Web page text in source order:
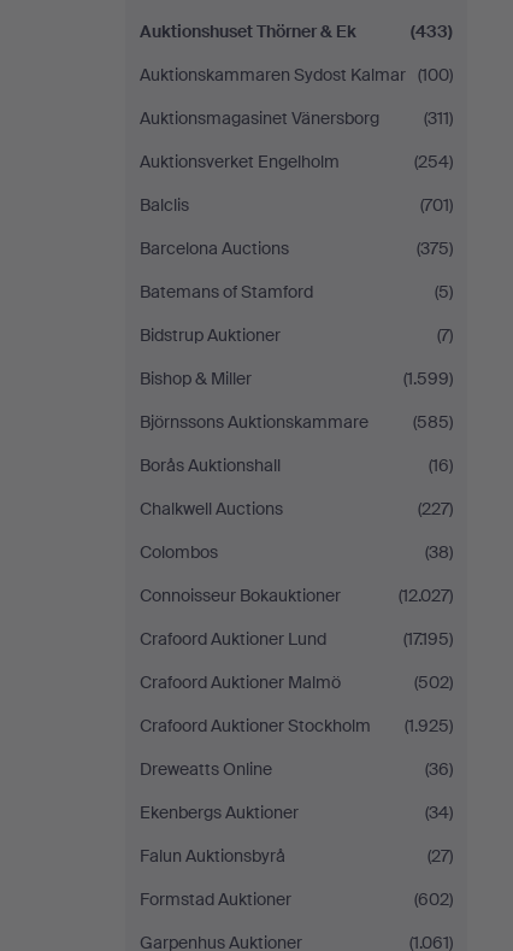
Auktionshuset Thörner & Ek
(433)
Auktionskammaren Sydost Kalmar (100)
Auktionsmagasinet Vänersborg
(311)
Auktionsverket Engelholm
(254)
Balclis
(701)
Barcelona Auctions
(375)
Batemans of Stamford
(5)
Bidstrup Auktioner
(7)
Bishop & Miller
(1.599)
Björnssons Auktionskammare
(585)
Borås Auktionshall
(16)
Chalkwell Auctions
(227)
Colombos
(38)
Connoisseur Bokauktioner
(12.027)
Crafoord Auktioner Lund
(17.195)
Crafoord Auktioner Malmö
(502)
Crafoord Auktioner Stockholm
(1.925)
Dreweatts Online
(36)
Ekenbergs Auktioner
(34)
Falun Auktionsbyrå
(27)
Formstad Auktioner
(602)
Garpenhus Auktioner
(1.061)